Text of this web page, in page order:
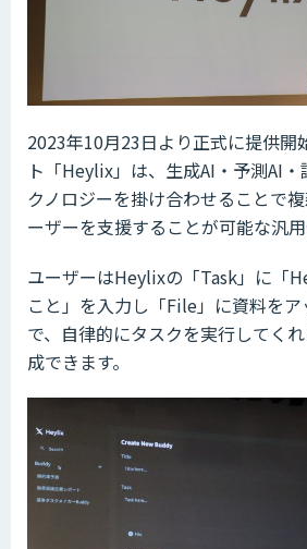
2023年10月23日より正式に提供開
ト「Heylix」は、生成AI・予測AI
クノロジーを掛け合わせることで
ーザーを支援することが可能な汎用
ユーザーはHeylixの「Task」に「
こと」を入力し「File」に資料を
で、自律的にタスクを実行してく
成できます。